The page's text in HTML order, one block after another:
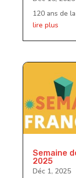
120 ans de
lire plus
Semaine
2025
Déc 1, 2025